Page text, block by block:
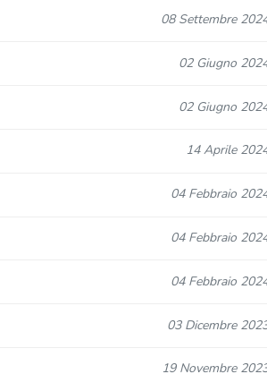
08 Settembre
02 Giugno
02 Giugno
14 Aprile
04 Febbraio
04 Febbraio
04 Febbraio
03 Dicembre
19 Novembre